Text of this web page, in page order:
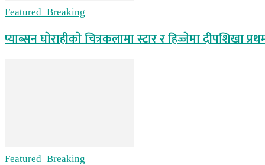
Featured_Breaking
प्याब्सन घाेराहीकाे चित्रकलामा स्टार र हिज्जेमा दीपशिखा
Featured_Breaking